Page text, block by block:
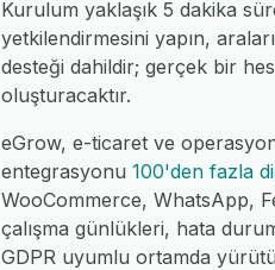
Kurulum yaklaşık 5 dakika
yetkilendirmesini yapın,
desteği dahildir; gerçek bir
oluşturacaktır.
eGrow, e-ticaret ve
entegrasyonu 100'den fazla
WooCommerce, WhatsApp,
çalışma günlükleri, hata
GDPR uyumlu ortamda